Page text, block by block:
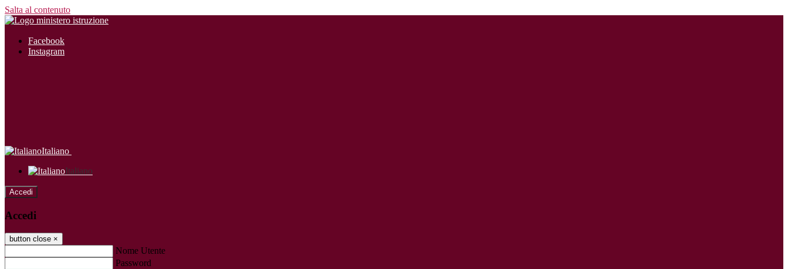
Salta al contenuto
Facebook
Instagram
Italiano
Italiano
Accedi
Accedi
button close ×
Nome Utente
Password